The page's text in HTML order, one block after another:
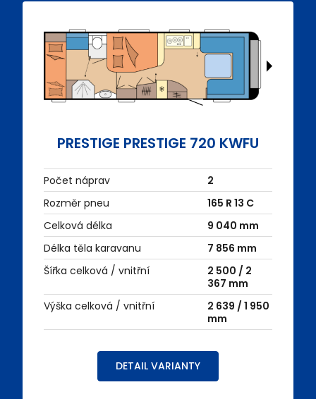
PRESTIGE PRESTIGE 720 KWFU
Počet náprav
2
Rozměr pneu
165 R 13 C
Celková délka
9 040 mm
Délka těla karavanu
7 856 mm
Šířka celková / vnitřní
2 500 / 2
367 mm
Výška celková / vnitřní
2 639 / 1 950
mm
DETAIL VARIANTY